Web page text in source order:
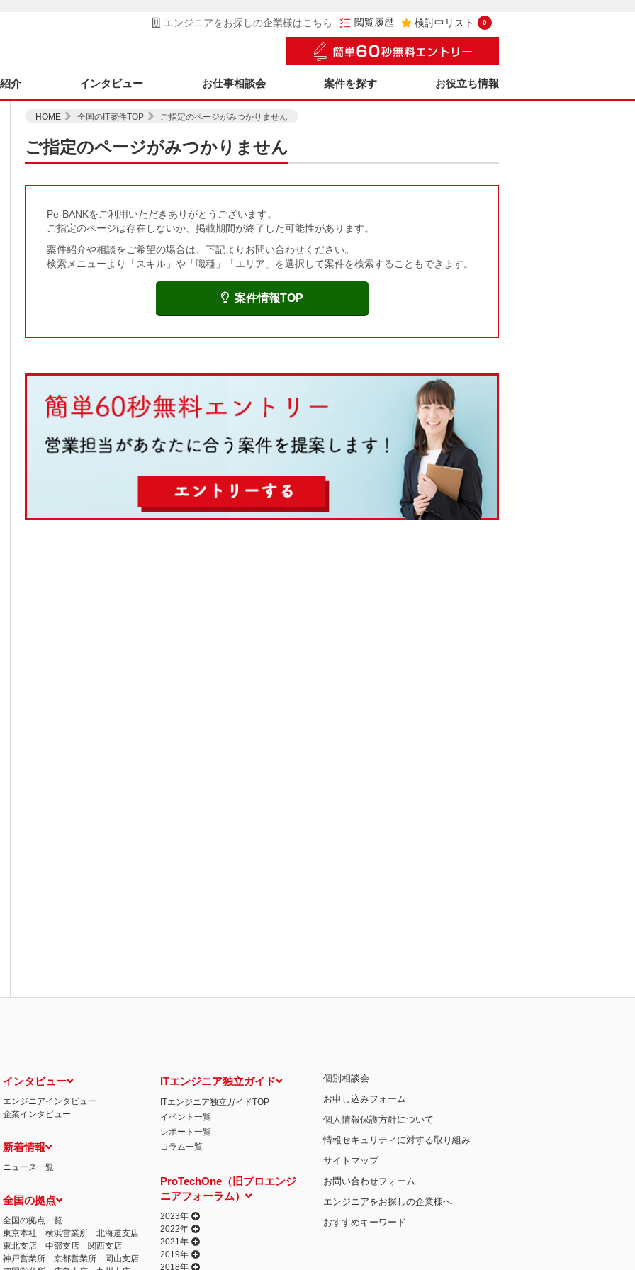
エンジニアをお探しの企業様はこちら 閲覧履歴 検討中リスト 0
介 インタビュー お仕事相談会 案件を探す お役立ち情報
HOME 全国のIT案件TOP ご指定のページがみつかりません
ご指定のページがみつかりません
Pe-BANKをご利用いただきありがとうございます。
ご指定のページは存在しないか、掲載期間が終了した可能性があります。
案件紹介や相談をご希望の場合は、下記よりお問い合わせください。
検索メニューより「スキル」や「職種」「エリア」を選択して案件を検索することもできます。
案件情報TOP
インタビュー
エンジニアインタビュー
企業インタビュー
新着情報
ニュース一覧
全国の拠点
全国の拠点一覧
東京本社
横浜営業所
北海道支店
東北支店
中部支店
関西支店
神戸営業所
京都営業所
岡山支店
ITエンジニア独立ガイド
ITエンジニア独立ガイドTOP
イベント一覧
レポート一覧
コラム一覧
ProTechOne（旧プロエンジ
ニアフォーラム）
2023年
2022年
2021年
2019年
2018年
個別相談会
お申し込みフォーム
個人情報保護方針について
情報セキュリティに対する取り組み
サイトマップ
お問い合わせフォーム
エンジニアをお探しの企業様へ
おすすめキーワード